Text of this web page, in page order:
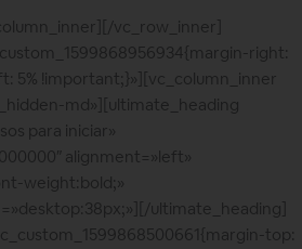
vc_row_inner]
right:
5% !important;}»][vc_column_inner
md»][ultimate_heading
para iniciar»
alignment=»left»
weight:bold;»
ultimate_heading]
top: